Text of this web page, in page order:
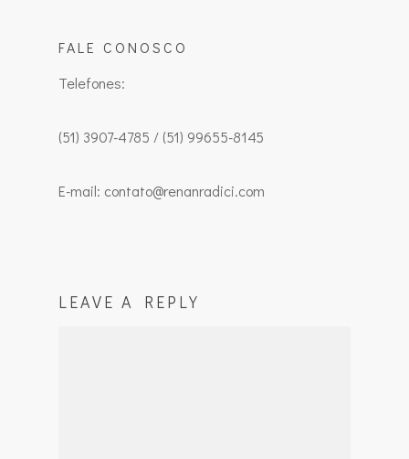
FALE CONOSCO
Telefones:
(51) 3907-4785 / (51) 99655-8145
E-mail: contato@renanradici.com
LEAVE A REPLY